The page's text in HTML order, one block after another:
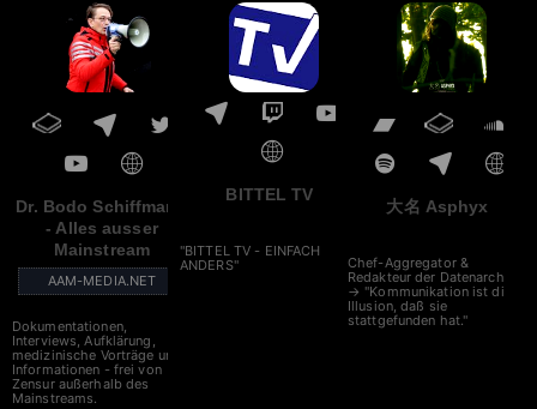
Dr. Bodo Schiffmann
- Alles ausser
Mainstream
AAM-MEDIA.NET
Dokumentationen,
Interviews, Aufklärung,
medizinische Vorträge und
Informationen - frei von
Zensur außerhalb des
Mainstreams.
BITTEL TV
"BITTEL TV - EINFACH
ANDERS"
大名 Asphyx
Chef-Aggregator &
Redakteur der Datenarche
→ "Kommunikation ist die
Illusion, daß sie
stattgefunden hat."